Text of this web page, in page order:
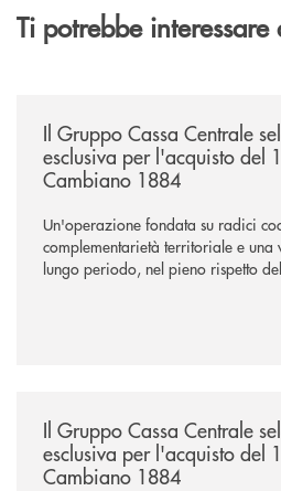
Ti potrebbe interessare
Il Gruppo Cassa Centrale
esclusiva per l'acquisto del
Cambiano 1884
Un'operazione fondata su radici
complementarietà territoriale e una
lungo periodo, nel pieno rispetto
negoziazione esclusiva per la
Il Gruppo Cassa Centrale
esclusiva per l'acquisto del
Cambiano 1884